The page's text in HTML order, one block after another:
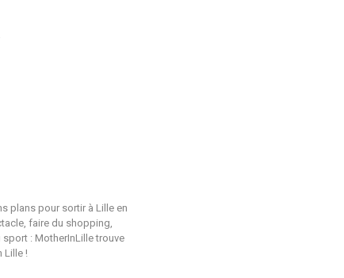
plans pour sortir à Lille en
faire du shopping,
: MotherInLille trouve
Lille !